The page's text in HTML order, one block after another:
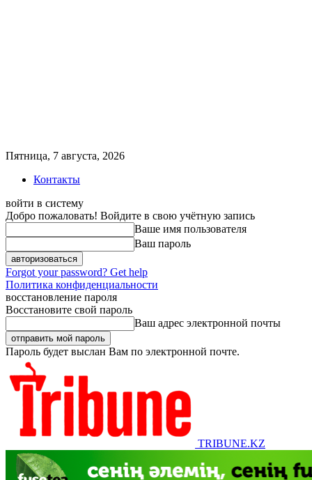
Пятница, 7 августа, 2026
Контакты
войти в систему
Добро пожаловать! Войдите в свою учётную запись
Ваше имя пользователя
Ваш пароль
Forgot your password? Get help
Политика конфиденциальности
восстановление пароля
Восстановите свой пароль
Ваш адрес электронной почты
Пароль будет выслан Вам по электронной почте.
TRIBUNE.KZ